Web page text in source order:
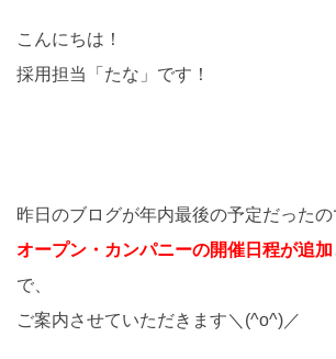
こんにちは！
採用担当「たな」です！
昨日のブログが年内最後の予定だったの
オープン・カンパニーの開催日程が追加
で、
ご案内させていただきます＼(^o^)／